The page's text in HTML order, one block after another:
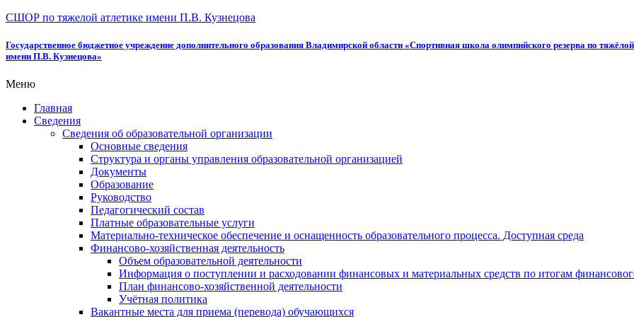
СШОР по тяжелой атлетике имени П.В. Кузнецова
Государственное бюджетное учреждение дополнительного образования Владимирской области «Спортивная школа олимпийского резерва по
имени П.В. Кузнецова»
Меню
Главная
Сведения
Сведения об образовательной организации
Основные сведения
Структура и органы управления образовательной организацией
Документы
Образование
Руководство
Педагогический состав
Платные образовательные услуги
Материально-техническое обеспечение и оснащенность образовательного процесса. Доступная среда
Финансово-хозяйственная деятельность
Объем образовательной деятельности
Информация о поступлении и расходовании финансовых и материальных средств по итогам
План финансово-хозяйственной деятельности
Учётная политика
Вакантные места для приема (перевода) обучающихся